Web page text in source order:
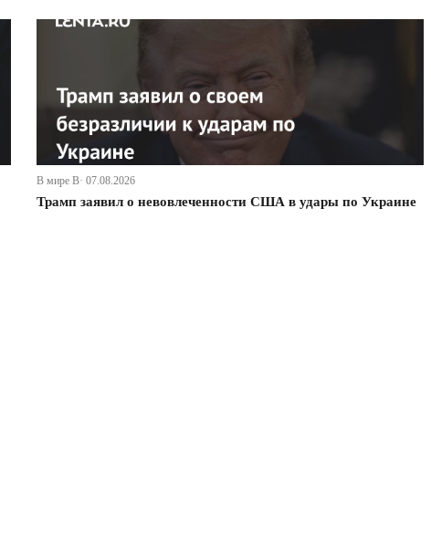
В мире В· 07.08.2026
Трамп заявил о невовлеченности США в удары по Украине